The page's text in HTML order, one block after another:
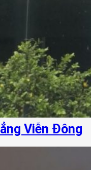
Viễn Đông